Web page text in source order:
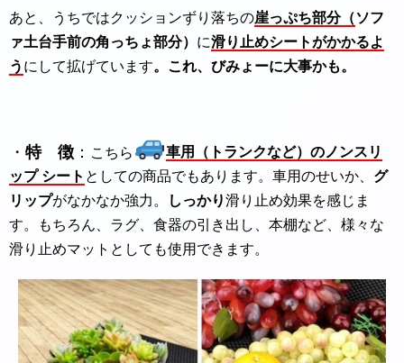
あと、うちではクッションずり落ちの崖っぷち部分（ソフ
ァ土台手前の角っちょ部分） に滑り止めシートがかかるよ
う にして拡げています。これ、びみょーに大事かも。
・ 特 徴 ： こちら
車用（トランクなど）のノンスリ
ップ シート としての商品でもあります。車用のせいか、 グ
リップがなかなか強力。 しっかり滑り止め効果を感じま
す。もちろん、ラグ、食器の引き出し、本棚など、様々な
滑り止めマットとしても使用できます。